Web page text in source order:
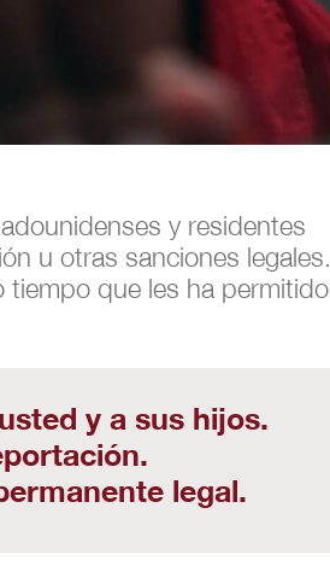
y residentes
u otras sanciones legales.
tiempo que les ha permitido
y a sus hijos.
legal.